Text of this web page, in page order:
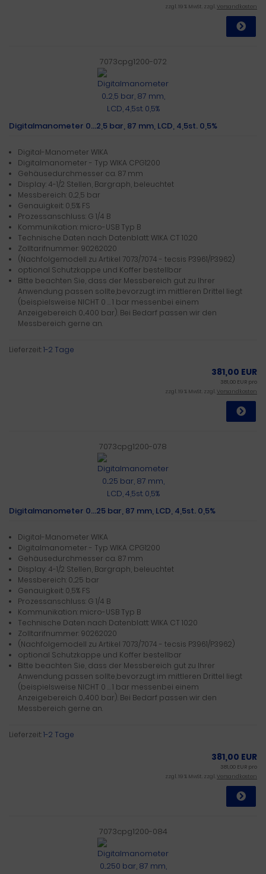
zzgl. 19 % MwSt. zzgl.Versandkosten
7073cpg1200-072
Digitalmanometer 0...2,5 bar, 87 mm, LCD, 4,5st. 0,5%
Digital-Manometer WIKA
Digitalmanometer - Typ WIKA CPG1200
Gehäusedurchmesser ca. 87 mm
Display: 4-1/2 Stellen, Bargraph, beleuchtet
Messbereich: 0...2,5 bar
Genauigkeit: 0,5% FS
Prozessanschluss: G 1/4 B
Kommunikation: micro-USB Typ B
Technische Daten nach Datenblatt: WIKA CT 10.20
Zolltarifnummer: 90262020
(Nachfolgemodell zu Artikel 7073/7074 - tecsis P3961/P3962)
optional Schutzkappe und Koffer bestellbar
Bitte beachten Sie, dass der Messbereich gut zu Ihrer
Anwendung passen sollte,bevorzugt im mittleren Drittel liegt
(beispielsweise NICHT 0 … 1 bar messenbei einem
Anzeigebereich 0...400 bar). Bei Bedarf passen wir den
Messbereich gerne an.
Lieferzeit:1-2 Tage
381,00 EUR
381,00 EUR pro
zzgl. 19 % MwSt. zzgl.Versandkosten
7073cpg1200-078
Digitalmanometer 0...25 bar, 87 mm, LCD, 4,5st. 0,5%
Digital-Manometer WIKA
Digitalmanometer - Typ WIKA CPG1200
Gehäusedurchmesser ca. 87 mm
Display: 4-1/2 Stellen, Bargraph, beleuchtet
Messbereich: 0...25 bar
Genauigkeit: 0,5% FS
Prozessanschluss: G 1/4 B
Kommunikation: micro-USB Typ B
Technische Daten nach Datenblatt: WIKA CT 10.20
Zolltarifnummer: 90262020
(Nachfolgemodell zu Artikel 7073/7074 - tecsis P3961/P3962)
optional Schutzkappe und Koffer bestellbar
Bitte beachten Sie, dass der Messbereich gut zu Ihrer
Anwendung passen sollte,bevorzugt im mittleren Drittel liegt
(beispielsweise NICHT 0 … 1 bar messenbei einem
Anzeigebereich 0...400 bar). Bei Bedarf passen wir den
Messbereich gerne an.
Lieferzeit:1-2 Tage
381,00 EUR
381,00 EUR pro
zzgl. 19 % MwSt. zzgl.Versandkosten
7073cpg1200-084